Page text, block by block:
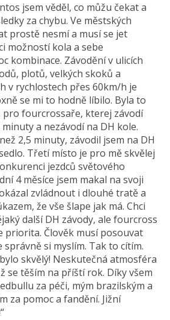
jsem věděl, co můžu čekat a
za chybu. Ve městských
prostě nesmí a musí se jet
možností kola a sebe
kombinace. Závodění v ulicích
plotů, velkých skoků a
v rychlostech přes 60km/h je
se mi to hodně líbilo. Byla to
pro fourcrossaře, kterej závodí
a nezávodí na DH kole.
2,5 minuty, závodil jsem na DH
Třetí místo je pro mě skvělej
jezdců světového
4 měsíce jsem makal na svoji
zvládnout i dlouhé tratě a
že vše šlape jak má. Chci
další DH závody, ale fourcross
priorita. Člověk musí posouvat
správně si myslím. Tak to cítím.
skvělý! Neskutečná atmosféra
se těším na příští rok. Díky všem
za péči, mým brazilským a
za pomoc a fandění. Jižní